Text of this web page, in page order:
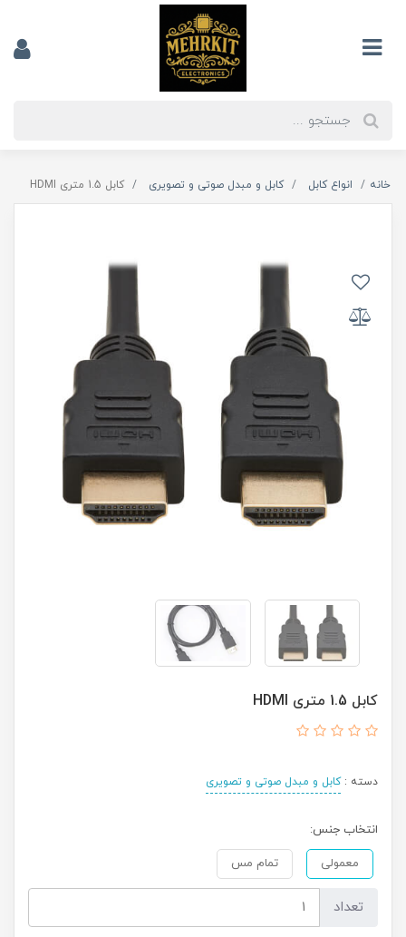
خانه انواع کابل کابل و مبدل صوتی و تصویری کابل 1.5 متری HDMI
کابل 1.5 متری HDMI
دسته :کابل و مبدل صوتی و تصویری
انتخاب جنس:
معمولی تمام مس
تعداد